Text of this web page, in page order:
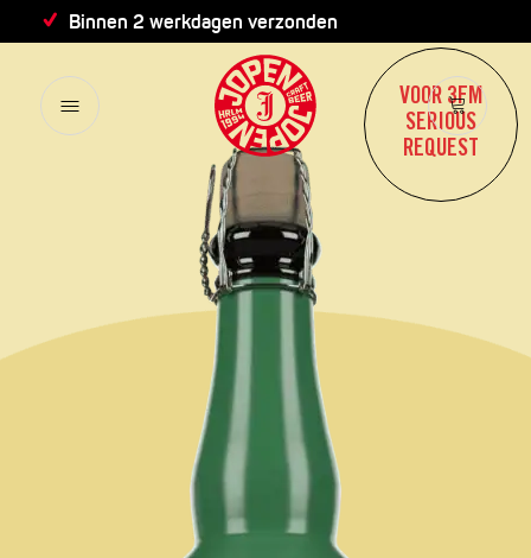
Binnen 2 werkdagen verzonden
VOOR 3FM
SERIOUS
REQUEST